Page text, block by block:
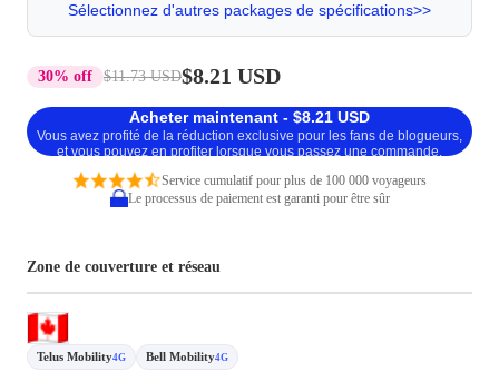
Sélectionnez d'autres packages de spécifications>>
30% off $11.73 USD$8.21 USD
Acheter maintenant - $8.21 USD
Vous avez profité de la réduction exclusive pour les fans de blogueurs,
et vous pouvez en profiter lorsque vous passez une commande.
Service cumulatif pour plus de 100 000 voyageurs
Le processus de paiement est garanti pour être sûr
Zone de couverture et réseau
Telus Mobility4G Bell Mobility4G